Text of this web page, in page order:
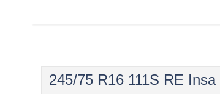
245/75 R16 111S RE